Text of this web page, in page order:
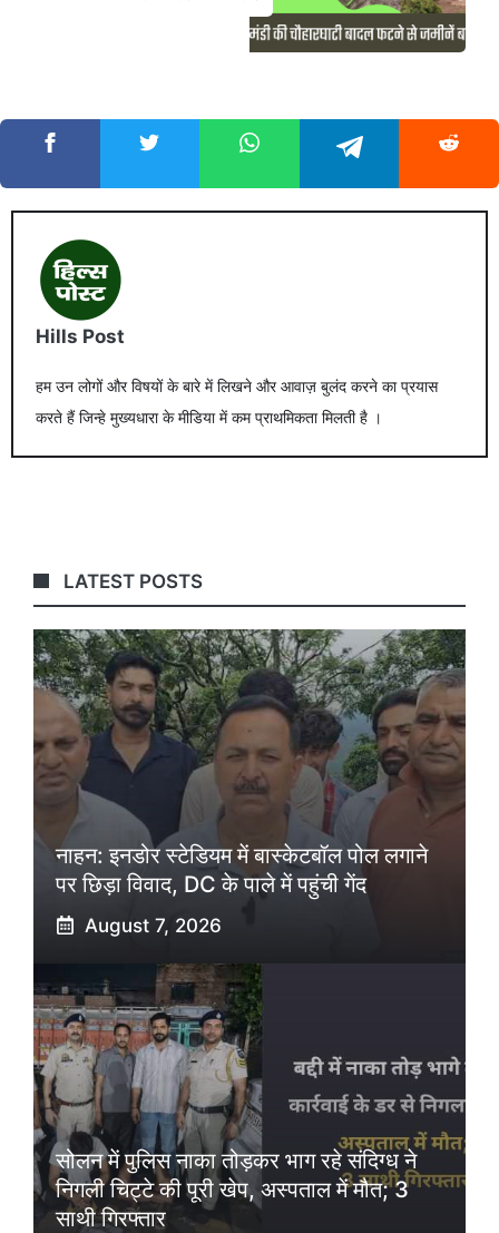
Hills Post
हम उन लोगों और विषयों के बारे में लिखने और आवाज़ बुलंद करने का प्रयास
करते हैं जिन्हे मुख्यधारा के मीडिया में कम प्राथमिकता मिलती है ।
LATEST POSTS
नाहन: इनडोर स्टेडियम में बास्केटबॉल पोल लगाने
पर छिड़ा विवाद, DC के पाले में पहुंची गेंद
August 7, 2026
सोलन में पुलिस नाका तोड़कर भाग रहे संदिग्ध ने
निगली चिट्टे की पूरी खेप, अस्पताल में मौत; 3
साथी गिरफ्तार